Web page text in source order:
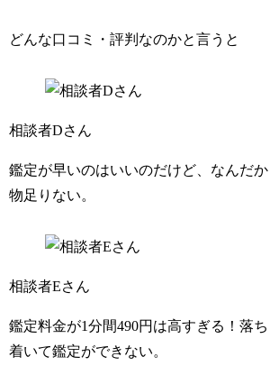
どんな口コミ・評判なのかと言うと
相談者Dさん
鑑定が早いのはいいのだけど、なんだか
物足りない。
相談者Eさん
鑑定料金が1分間490円は高すぎる！落ち
着いて鑑定ができない。